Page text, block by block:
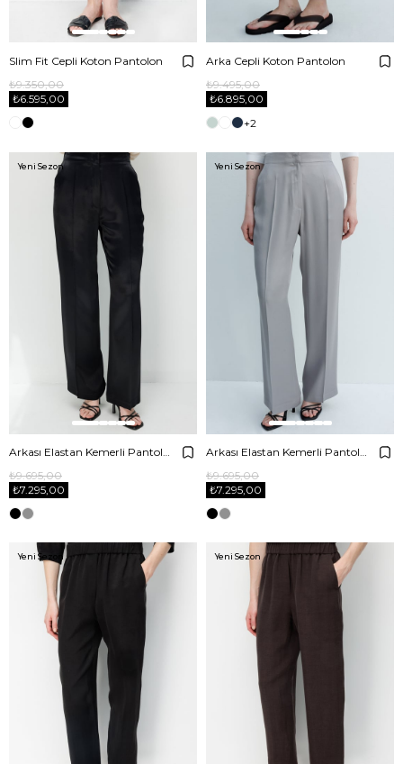
Slim Fit Cepli Koton Pantolon
₺6.595,00
₺9.350,00
Arka Cepli Koton Pantolon
₺6.895,00
₺9.495,00
+2
Arkası Elastan Kemerli Pantolon
₺7.295,00
₺9.695,00
Yeni Sezon
Arkası Elastan Kemerli Pantolon
₺7.295,00
₺9.695,00
Yeni Sezon
Yeni Sezon Yeni Sezon